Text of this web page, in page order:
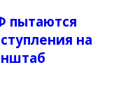
пытаются
на